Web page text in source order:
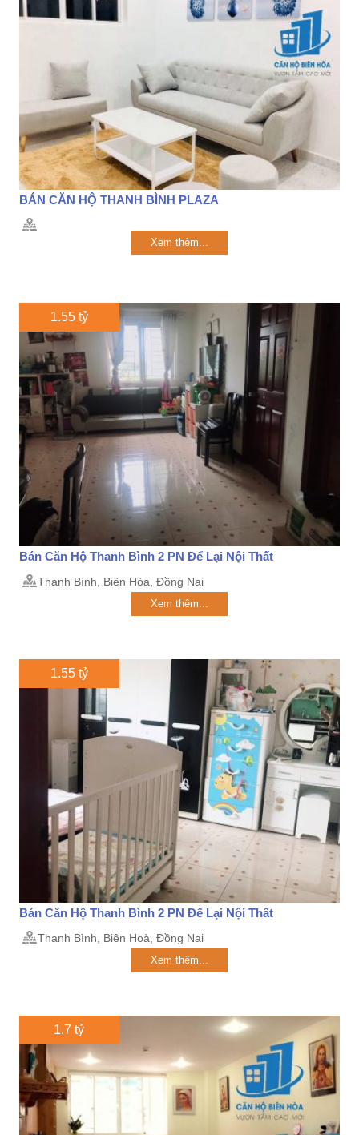
BÁN CĂN HỘ THANH BÌNH PLAZA
Xem thêm...
1.55 tỷ
Bán Căn Hộ Thanh Bình 2 PN Để Lại Nội Thất
Thanh Bình, Biên Hòa, Đồng Nai
Xem thêm...
1.55 tỷ
Bán Căn Hộ Thanh Bình 2 PN Để Lại Nội Thất
Thanh Bình, Biên Hoà, Đồng Nai
Xem thêm...
1.7 tỷ